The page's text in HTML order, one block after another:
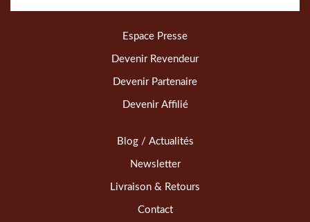
Espace Presse
Devenir Revendeur
Devenir Partenaire
Devenir Affilié
Blog / Actualités
Newsletter
Livraison & Retours
Contact